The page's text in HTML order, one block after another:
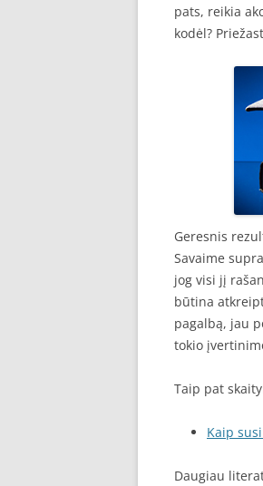
pats, reikia
kodėl?
Geresnis
Savaime
jog visi jį
būtina
pagalbą, jau
tokio
Taip pat
Kaip
Daugiau